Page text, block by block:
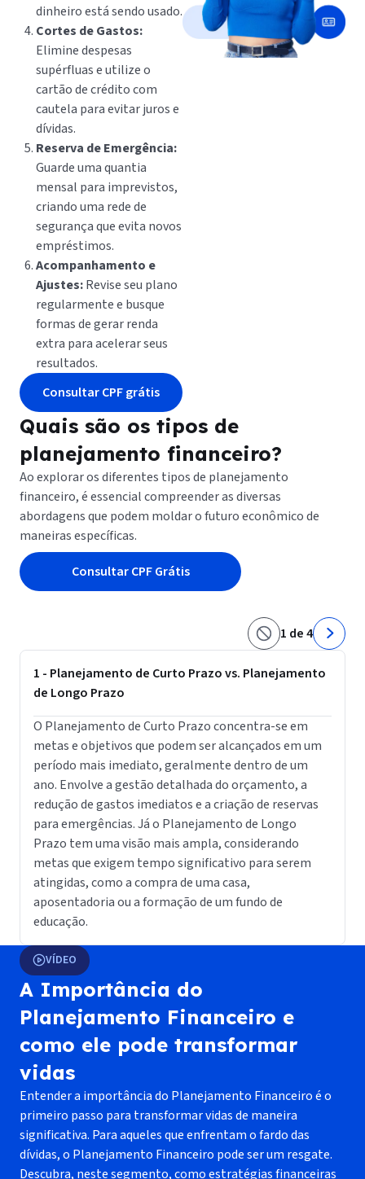
dinheiro está sendo usado.
Cortes de Gastos:
Elimine despesas
supérfluas e utilize o
cartão de crédito com
cautela para evitar juros e
dívidas.
Reserva de Emergência:
Guarde uma quantia
mensal para imprevistos,
criando uma rede de
segurança que evita novos
empréstimos.
Acompanhamento e
Ajustes:Revise seu plano
regularmente e busque
formas de gerar renda
extra para acelerar seus
resultados.
Consultar CPF grátis
Quais são os tipos de
planejamento financeiro?
Ao explorar os diferentes tipos de planejamento
financeiro, é essencial compreender as diversas
abordagens que podem moldar o futuro econômico de
maneiras específicas.
Consultar CPF Grátis
1 - Planejamento de Curto Prazo vs. Planejamento
de Longo Prazo
O Planejamento de Curto Prazo concentra-se em
metas e objetivos que podem ser alcançados em um
período mais imediato, geralmente dentro de um
ano. Envolve a gestão detalhada do orçamento, a
redução de gastos imediatos e a criação de reservas
para emergências. Já o Planejamento de Longo
Prazo tem uma visão mais ampla, considerando
metas que exigem tempo significativo para serem
atingidas, como a compra de uma casa,
aposentadoria ou a formação de um fundo de
educação.
1 de 4
VÍDEO
A Importância do
Planejamento Financeiro e
como ele pode transformar
vidas
Entender a importância do Planejamento Financeiro é o
primeiro passo para transformar vidas de maneira
significativa. Para aqueles que enfrentam o fardo das
dívidas, o Planejamento Financeiro pode ser um resgate.
Descubra, neste segmento, como estratégias financeiras